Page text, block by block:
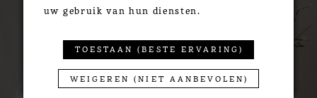
Carouseluw gebruik van hun diensten.
TOESTAAN (BESTE ERVARING)
WEIGEREN (NIET AANBEVOLEN)